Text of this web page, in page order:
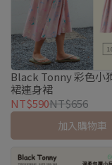
Black Tonny 彩色小
裙連身裙
NT$590NT$656
加入購物車